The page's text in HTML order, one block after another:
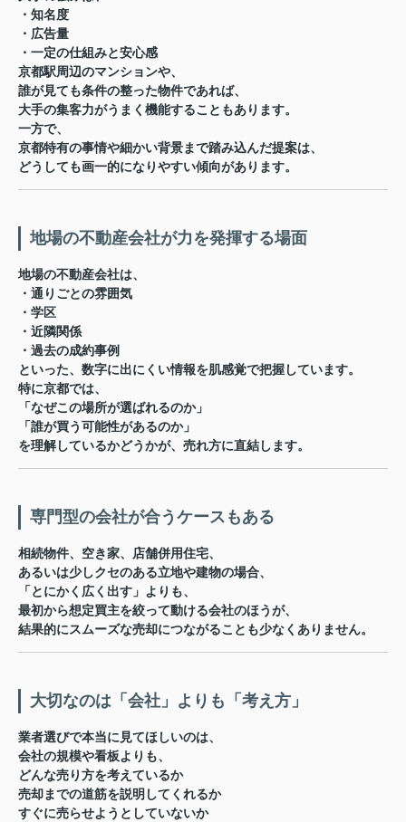
・知名度
・広告量
・一定の仕組みと安心感
京都駅周辺のマンションや、
誰が見ても条件の整った物件であれば、
大手の集客力がうまく機能することもあります。
一方で、
京都特有の事情や細かい背景まで踏み込んだ提案は、
どうしても画一的になりやすい傾向があります。
地場の不動産会社が力を発揮する場面
地場の不動産会社は、
・通りごとの雰囲気
・学区
・近隣関係
・過去の成約事例
といった、 数字に出にくい情報を肌感覚で把握しています。
特に京都では、
「なぜこの場所が選ばれるのか」
「誰が買う可能性があるのか」
を理解しているかどうかが、売れ方に直結します。
専門型の会社が合うケースもある
相続物件、空き家、店舗併用住宅、
あるいは少しクセのある立地や建物の場合、
「とにかく広く出す」よりも、
最初から想定買主を絞って動ける会社のほうが、
結果的にスムーズな売却につながることも少なくありません。
大切なのは「会社」よりも「考え方」
業者選びで本当に見てほしいのは、
会社の規模や看板よりも、
どんな売り方を考えているか
売却までの道筋を説明してくれるか
すぐに売らせようとしていないか